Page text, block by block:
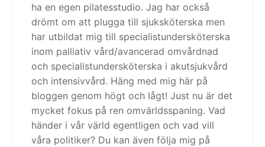
ha en egen pilatesstudio. Jag har också
drömt om att plugga till sjuksköterska men
har utbildat mig till specialistundersköterska
inom palliativ vård/avancerad omvårdnad
och specialistundersköterska i akutsjukvård
och intensivvård. Häng med mig här på
bloggen genom högt och lågt! Just nu är det
mycket fokus på ren omvärldsspaning. Vad
händer i vår värld egentligen och vad vill
våra politiker? Du kan även följa mig på